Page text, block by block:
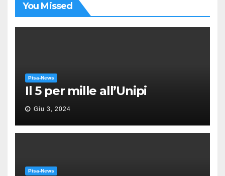
You Missed
Pisa-News
Il 5 per mille all’Unipi
Giu 3, 2024
Pisa-News